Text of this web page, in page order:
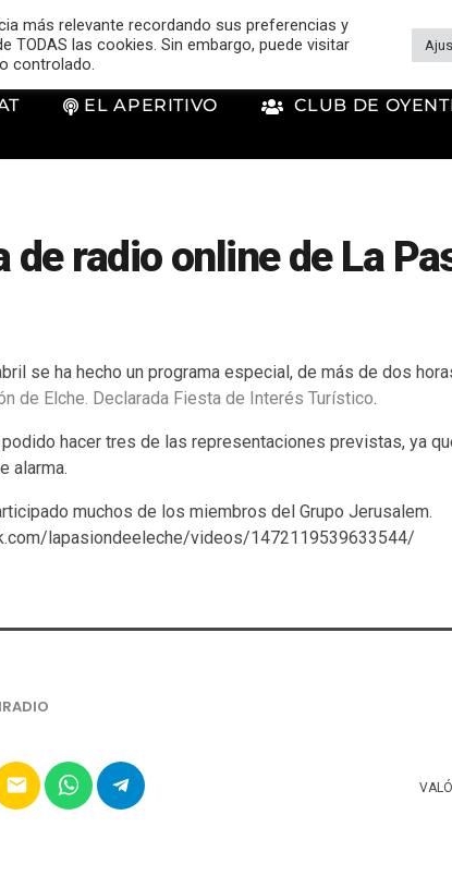
EL APERITIVO CLUB DE
de radio online de La
se ha hecho un programa especial, de más de dos
de Elche. Declarada Fiesta de Interés Turístico.
hacer tres de las representaciones previstas, ya
alarma.
muchos de los miembros del Grupo Jerusalem.
lapasiondeeleche/videos/1472119539633544/
email
más relevante recordando sus preferencias y
TODAS las cookies. Sin embargo, puede visitar
controlado.